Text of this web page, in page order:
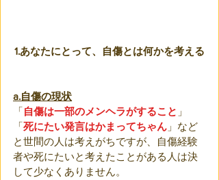
1.あなたにとって、自傷とは何かを考える
a.自傷の現状
「自傷は一部のメンヘラがすること 」
「死にたい発言はかまってちゃん 」など
と世間の人は考えがちですが、自傷経験
者や死にたいと考えたことがある人は決
して少なくありません。